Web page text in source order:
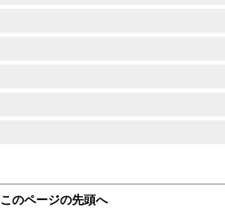
このページの先頭へ